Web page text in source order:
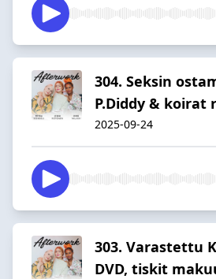
304. Seksin
P.Diddy & koirat
2025-09-24
303. Varastettu
DVD, tiskit